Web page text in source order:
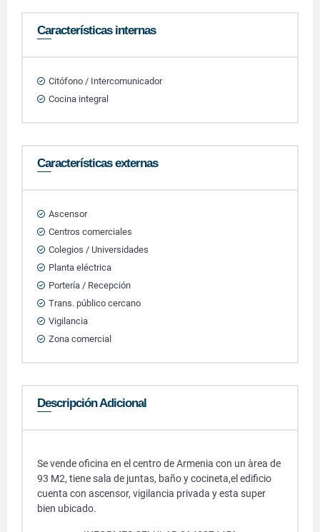
Características internas
Citófono / Intercomunicador
Cocina integral
Características externas
Ascensor
Centros comerciales
Colegios / Universidades
Planta eléctrica
Portería / Recepción
Trans. público cercano
Vigilancia
Zona comercial
Descripción Adicional
Se vende oficina en el centro de Armenia con un àrea de
93 M2, tiene sala de juntas, baño y cocineta,el edificio
cuenta con ascensor, vigilancia privada y esta super
bien ubicado.